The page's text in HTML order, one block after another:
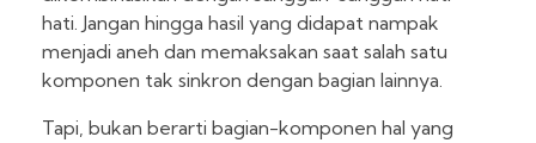
hati. Jangan hingga hasil yang didapat nampak
menjadi aneh dan memaksakan saat salah satu
komponen tak sinkron dengan bagian lainnya.
Tapi, bukan berarti bagian-komponen hal yang